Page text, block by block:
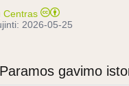
Centras
2026-05-25
gavimo